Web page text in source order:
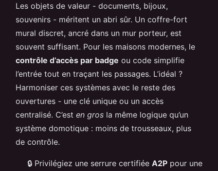
Les objets de valeur - documents, bijoux,
souvenirs - méritent un abri sûr. Un coffre-fort
mural discret, ancré dans un mur porteur, est
souvent suffisant. Pour les maisons modernes, le
contrôle d’accès par badge ou code simplifie
l’entrée tout en traçant les passages. L’idéal ?
Harmoniser ces systèmes avec le reste des
ouvertures - une clé unique ou un accès
centralisé. C’est en gros la même logique qu’un
système domotique : moins de trousseaux, plus
de contrôle.
🔒 Privilégiez une serrure certifiée A2P pour une